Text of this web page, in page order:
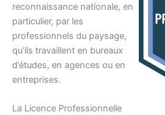
reconnaissance nationale, en
particulier, par les
professionnels du paysage,
qu’ils travaillent en bureaux
d’études, en agences ou en
entreprises.
La Licence Professionnelle